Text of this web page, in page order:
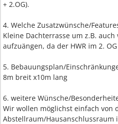
+ 2.OG).
4. Welche Zusatzwünsche/
Kleine Dachterrasse um z.B. auch
aufzuängen, da der HWR im 2.
5. Bebauungsplan/
8m breit x10m lang
6. weitere Wünsche/
Wir wollen möglichst einfach von
Abstellraum/Hausanschlussraum